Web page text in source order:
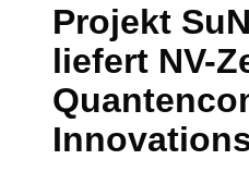
Projekt
liefert NV-